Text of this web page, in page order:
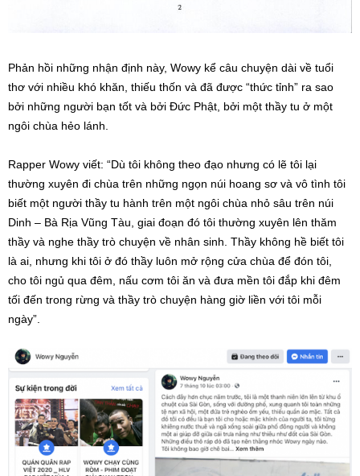
Phản hồi những nhận định này, Wowy kể câu chuyện dài về tuổi
thơ với nhiều khó khăn, thiếu thốn và đã được “thức tỉnh” ra sao
bởi những người bạn tốt và bởi Đức Phật, bởi một thầy tu ở một
ngôi chùa hẻo lánh.
Rapper Wowy viết: “Dù tôi không theo đạo nhưng có lẽ tôi lại
thường xuyên đi chùa trên những ngọn núi hoang sơ và vô tình tôi
biết một người thầy tu hành trên một ngôi chùa nhỏ sâu trên núi
Dinh – Bà Rịa Vũng Tàu, giai đoạn đó tôi thường xuyên lên thăm
thầy và nghe thầy trò chuyện về nhân sinh. Thầy không hề biết tôi
là ai, nhưng khi tôi ở đó thầy luôn mở rộng cửa chùa để đón tôi,
cho tôi ngủ qua đêm, nấu cơm tôi ăn và đưa mền tôi đắp khi đêm
tối đến trong rừng và thầy trò chuyện hàng giờ liền với tôi mỗi
ngày”.